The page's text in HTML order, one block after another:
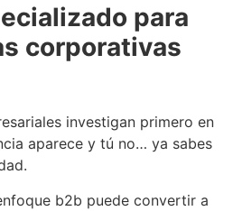
para
corporativas
investigan primero en
aparece y tú no… ya sabes
b2b puede convertir a